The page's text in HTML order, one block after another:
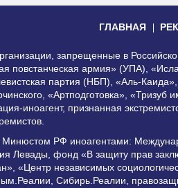
ГЛАВНАЯ
запрещенные в
повстанческая армия» (УПА),
партия (НБП), «Аль-
«Артподготовка»,
иноагент, признанная
РФ иноагентами:
Левады, фонд «В защиту прав
«Центр независимых
Сибирь.Реалии,